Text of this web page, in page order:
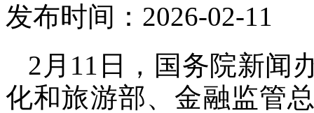
发布时间：2026-02-11
2月11日，国务院新闻
化和旅游部、金融监管